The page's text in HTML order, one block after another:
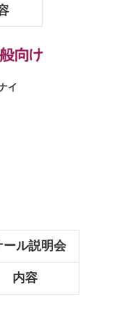
イ
ール説明会
内容